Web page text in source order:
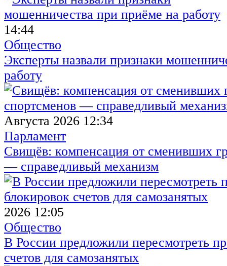
14:44
Общество
Эксперты назвали признаки
работу
Августа 2026 12:34
Парламент
Свищёв: компенсация от сменивших
— справедливый механизм
2026 12:05
Общество
В России предложили пересмотреть
счетов для самозанятых